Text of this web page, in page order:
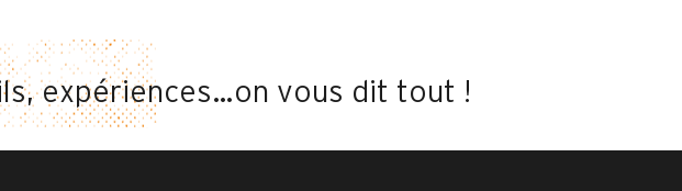
expériences…on vous dit tout !